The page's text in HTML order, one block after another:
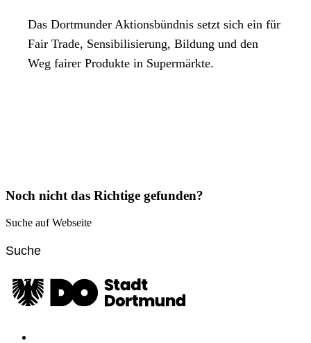
Das Dortmunder Aktionsbündnis setzt sich ein für
Fair Trade, Sensibilisierung, Bildung und den
Weg fairer Produkte in Supermärkte.
Noch nicht das Richtige gefunden?
Suche auf Webseite